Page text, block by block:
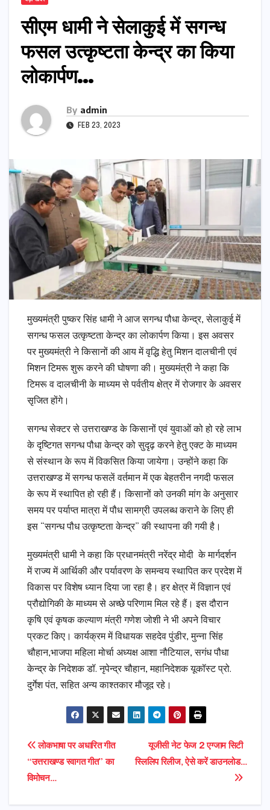
सीएम धामी ने सेलाकुई में सगन्ध
फसल उत्कृष्टता केन्द्र का किया
लोकार्पण…
By admin
FEB 23, 2023
मुख्यमंत्री पुष्कर सिंह धामी ने आज सगन्ध पौधा केन्द्र, सेलाकुई में
सगन्ध फसल उत्कृष्टता केन्द्र का लोकार्पण किया। इस अवसर
पर मुख्यमंत्री ने किसानों की आय में वृद्धि हेतु मिशन दालचीनी एवं
मिशन टिमरू शुरू करने की घोषणा की। मुख्यमंत्री ने कहा कि
टिमरू व दालचीनी के माध्यम से पर्वतीय क्षेत्र में रोजगार के अवसर
सृजित होंगे।
सगन्ध सेक्टर से उत्तराखण्ड के किसानों एवं युवाओं को हो रहे लाभ
के दृष्टिगत सगन्ध पौधा केन्द्र को सुदृढ़ करने हेतु एक्ट के माध्यम
से संस्थान के रूप में विकसित किया जायेगा। उन्होंने कहा कि
उत्तराखण्ड में सगन्ध फसलें वर्तमान में एक बेहतरीन नगदी फसल
के रूप में स्थापित हो रही हैं। किसानों को उनकी मांग के अनुसार
समय पर पर्याप्त मात्रा में पौध सामग्री उपलब्ध कराने के लिए ही
इस “सगन्ध पौध उत्कृष्टता केन्द्र” की स्थापना की गयी है।
मुख्यमंत्री धामी ने कहा कि प्रधानमंत्री नरेंद्र मोदी के मार्गदर्शन
में राज्य में आर्थिकी और पर्यावरण के समन्वय स्थापित कर प्रदेश में
विकास पर विशेष ध्यान दिया जा रहा है। हर क्षेत्र में विज्ञान एवं
प्रौद्योगिकी के माध्यम से अच्छे परिणाम मिल रहे हैं। इस दौरान
कृषि एवं कृषक कल्याण मंत्री गणेश जोशी ने भी अपने विचार
प्रकट किए। कार्यक्रम में विधायक सहदेव पुंडीर, मुन्ना सिंह
चौहान,भाजपा महिला मोर्चा अध्यक्ष आशा नौटियाल, सगंध पौधा
केन्द्र के निदेशक डॉ. नृपेन्द्र चौहान, महानिदेशक यूकॉस्ट प्रो.
दुर्गेश पंत, सहित अन्य काश्तकार मौजूद रहे।
Post
navigation
यूजीसी नेट फेज 2 एग्जाम सिटी
स्लिप रिलीज, ऐसे करें डाउनलोड…
लोकभाषा पर अधारित गीत
“उत्तराखण्ड स्वागत गीत” का
विमोचन…